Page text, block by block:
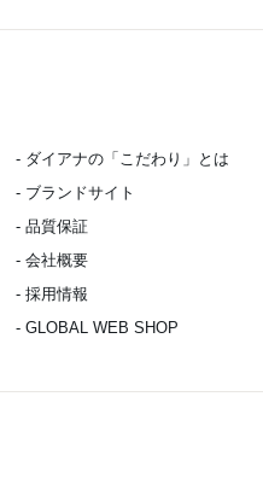
- ダイアナの「こだわり」とは
- ブランドサイト
- 品質保証
- 会社概要
- 採用情報
- GLOBAL WEB SHOP